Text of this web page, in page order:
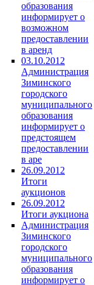
образования
информирует о
возможном
предоставлении
в аренд
03.10.2012
Администрация
Зиминского
городского
муниципального
образования
информирует о
предстоящем
предоставлении
в аре
26.09.2012
Итоги
аукционов
26.09.2012
Итоги аукциона
Администрация
Зиминского
городского
муниципального
образования
информирует о